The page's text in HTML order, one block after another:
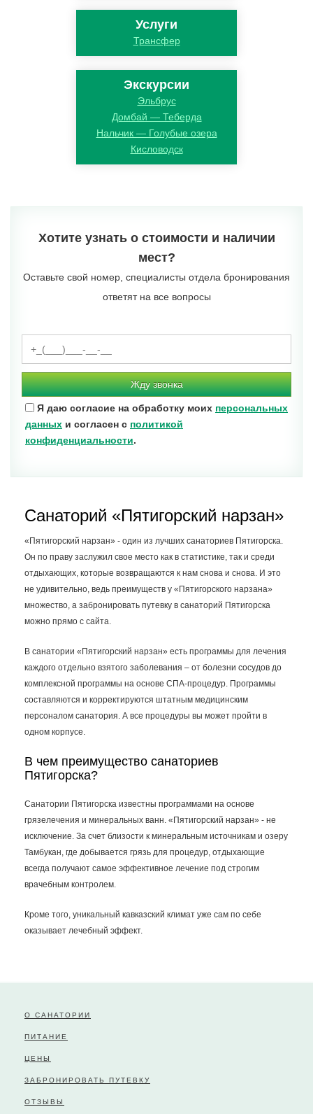
Услуги
Трансфер
Экскурсии
Эльбрус
Домбай — Теберда
Нальчик — Голубые озера
Кисловодск
Хотите узнать о стоимости и наличии
мест?
Оставьте свой номер, специалисты отдела бронирования
ответят на все вопросы
Жду звонка
Я даю согласие на обработку моих персональных
данных и согласен с политикой
конфиденциальности.
Санаторий «Пятигорский нарзан»
«Пятигорский нарзан» - один из лучших санаториев Пятигорска.
Он по праву заслужил свое место как в статистике, так и среди
отдыхающих, которые возвращаются к нам снова и снова. И это
не удивительно, ведь преимуществ у «Пятигорского нарзана»
множество, а забронировать путевку в санаторий Пятигорска
можно прямо с сайта.
В санатории «Пятигорский нарзан» есть программы для лечения
каждого отдельно взятого заболевания – от болезни сосудов до
комплексной программы на основе СПА-процедур. Программы
составляются и корректируются штатным медицинским
персоналом санатория. А все процедуры вы может пройти в
одном корпусе.
В чем преимущество санаториев
Пятигорска?
Санатории Пятигорска известны программами на основе
грязелечения и минеральных ванн. «Пятигорский нарзан» - не
исключение. За счет близости к минеральным источникам и озеру
Тамбукан, где добывается грязь для процедур, отдыхающие
всегда получают самое эффективное лечение под строгим
врачебным контролем.
Кроме того, уникальный кавказский климат уже сам по себе
оказывает лечебный эффект.
О САНАТОРИИ
ПИТАНИЕ
ЦЕНЫ
ЗАБРОНИРОВАТЬ ПУТЕВКУ
ОТЗЫВЫ